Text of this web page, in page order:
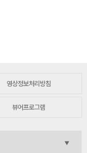
영상정보처리방침
뷰어프로그램